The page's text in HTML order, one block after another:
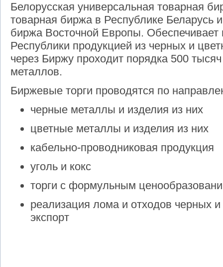
Белорусская универсальная товарная
товарная биржа в Республике Беларусь
биржа Восточной Европы.
Республики продукцией из черных и
через Биржу проходит порядка 500
металлов.
Биржевые торги проводятся по
черные металлы и изделия из них
цветные металлы и изделия из них
кабельно-проводниковая продукция
уголь и кокс
торги с формульным
реализация лома и отходов черных
экспорт